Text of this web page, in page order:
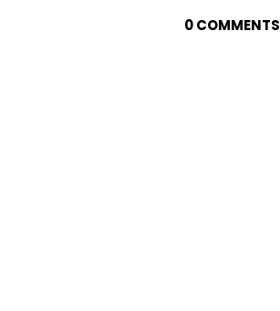
0 COMMENTS